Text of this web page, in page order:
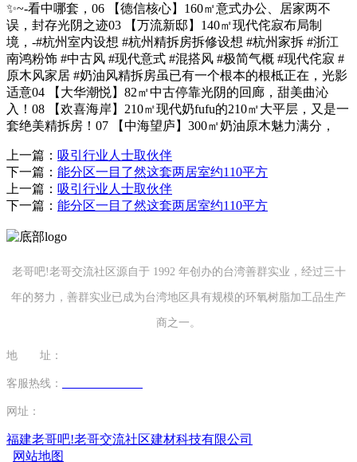
✨~-看中哪套，06 【德信核心】160㎡意式办公、居家两不
误，封存光阴之迹03 【万流新邸】140㎡现代侘寂布局制
境，-#杭州室内设想 #杭州精拆房拆修设想 #杭州家拆 #浙江
南鸿粉饰 #中古风 #现代意式 #混搭风 #极简气概 #现代侘寂 #
原木风家居 #奶油风精拆房虽已有一个根本的根柢正在，光影
适意04 【大华潮悦】82㎡中古停靠光阴的回廊，甜美曲沁
入！08 【欢喜海岸】210㎡现代奶fufu的210㎡大平层，又是一
套绝美精拆房！07 【中海望庐】300㎡奶油原木魅力满分，
上一篇： 吸引行业人士取伙伴
下一篇： 能分区一目了然这套两居室约110平方
上一篇： 吸引行业人士取伙伴
下一篇： 能分区一目了然这套两居室约110平方
老哥吧!老哥交流社区源自于 1992 年创办的台湾善群实业，经过三十
年的努力，善群实业已成为台湾地区具有规模的环氧树脂加工品生产
商之一。
地 址：
客服热线：
网址：
福建老哥吧!老哥交流社区建材科技有限公司
网站地图